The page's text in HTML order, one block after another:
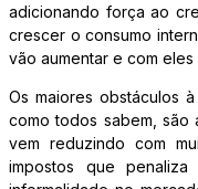
adicionando força ao
crescer o consumo
vão aumentar e com
Os maiores obstáculos
como todos sabem,
vem reduzindo com
impostos que